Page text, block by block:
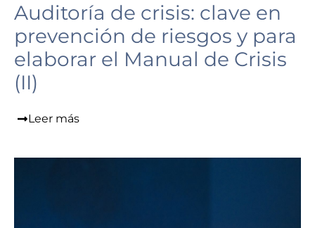
Auditoría de crisis: clave en
prevención de riesgos y para
elaborar el Manual de Crisis
(II)
Leer más